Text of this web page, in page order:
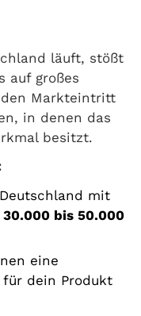
läuft, stößt
auf großes
Markteintritt
in denen das
besitzt.
mit
30.000 bis 50.000
eine
für dein Produkt